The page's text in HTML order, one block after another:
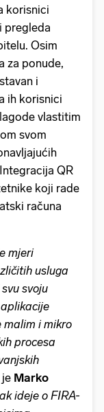
korisnici
pregleda
Osim
za ponude,
i
ih korisnici
vlastitim
svom
QR
koji rade
računa
mjeri
usluga
svoju
malim i mikro
procesa
je Marko
ideje o FIRA-